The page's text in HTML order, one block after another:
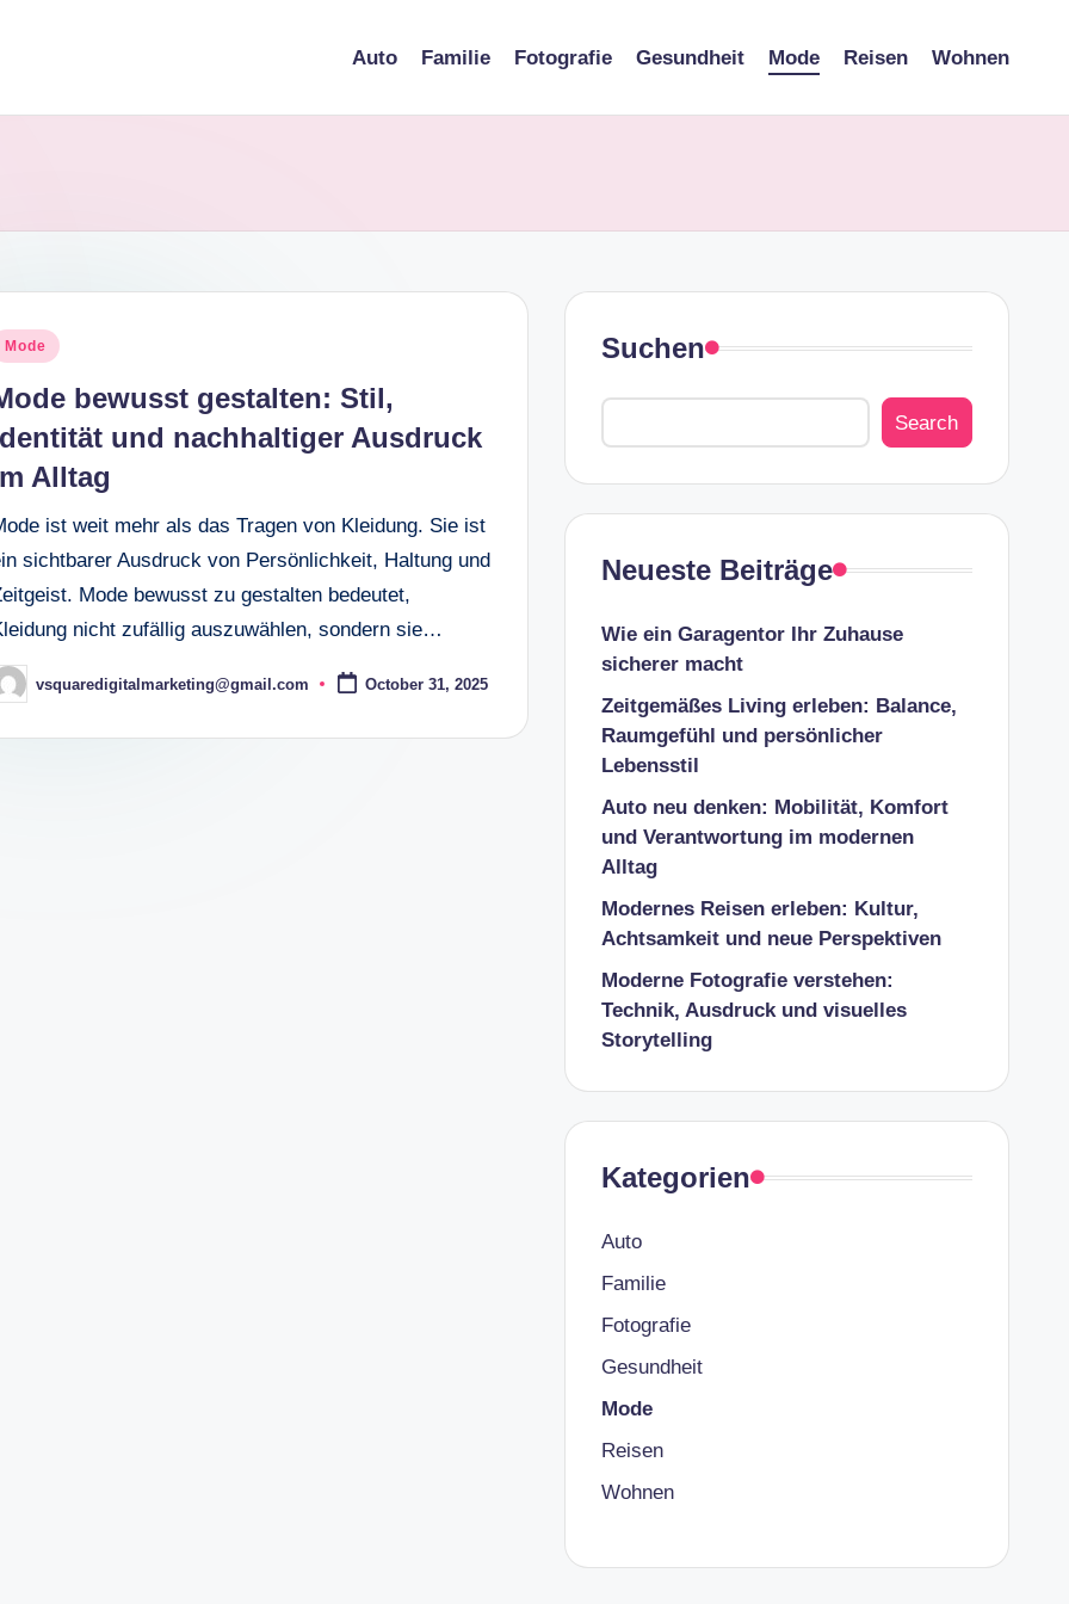
Auto Familie Fotografie Gesundheit Mode Reisen Wohnen
Mode
bewusst gestalten: Stil,
und nachhaltiger Ausdruck
Alltag
ist weit mehr als das Tragen von Kleidung. Sie ist
sichtbarer Ausdruck von Persönlichkeit, Haltung und
Mode bewusst zu gestalten bedeutet,
nicht zufällig auszuwählen, sondern sie…
vsquaredigitalmarketing@gmail.com October 31, 2025
Suchen
Search
Neueste Beiträge
Wie ein Garagentor Ihr Zuhause
sicherer macht
Zeitgemäßes Living erleben: Balance,
Raumgefühl und persönlicher
Lebensstil
Auto neu denken: Mobilität, Komfort
und Verantwortung im modernen
Alltag
Modernes Reisen erleben: Kultur,
Achtsamkeit und neue Perspektiven
Moderne Fotografie verstehen:
Technik, Ausdruck und visuelles
Storytelling
Kategorien
Auto
Familie
Fotografie
Gesundheit
Mode
Reisen
Wohnen